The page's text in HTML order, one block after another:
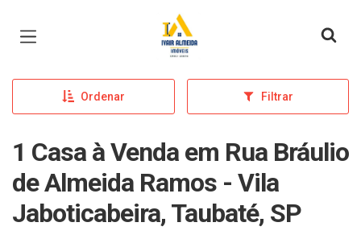
Página inicial
Ordenar Filtrar
1 Casa à Venda em Rua Bráulio
de Almeida Ramos - Vila
Jaboticabeira, Taubaté, SP